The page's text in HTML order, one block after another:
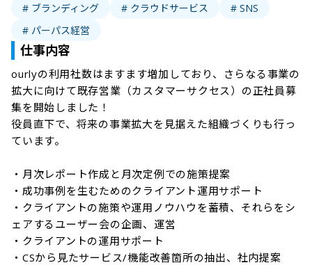
# ブランディング
# クラウドサービス
# SNS
# パーパス経営
仕事内容
ourlyの利用社数はますます増加しており、さらなる事業の
拡大に向けて既存営業（カスタマーサクセス）の正社員募
集を開始しました！
役員直下で、将来の事業拡大を見据えた組織づくりも行っ
ています。
・月次レポート作成と月次定例での施策提案
・成功事例を生むためのクライアント運用サポート
・クライアントの施策や運用ノウハウを蓄積、それらをシ
ェアするユーザー会の企画、運営
・クライアントの運用サポート
・CSから見たサービス/機能改善箇所の抽出、社内提案